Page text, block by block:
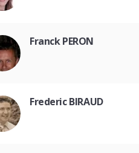
Franck PERON
Frederic BIRAUD